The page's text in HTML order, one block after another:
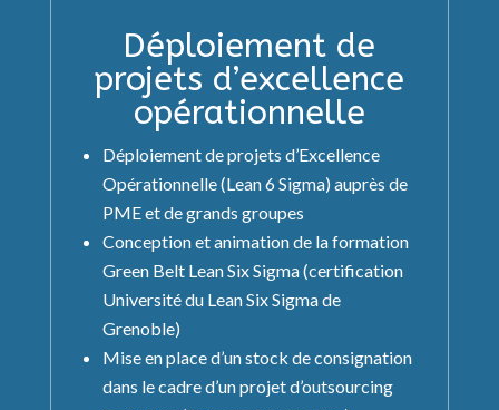
Déploiement de
projets d’excellence
opérationnelle
Déploiement de projets d’Excellence
Opérationnelle (Lean 6 Sigma) auprès de
PME et de grands groupes
Conception et animation de la formation
Green Belt Lean Six Sigma (certification
Université du Lean Six Sigma de
Grenoble)
Mise en place d’un stock de consignation
dans le cadre d’un projet d’outsourcing